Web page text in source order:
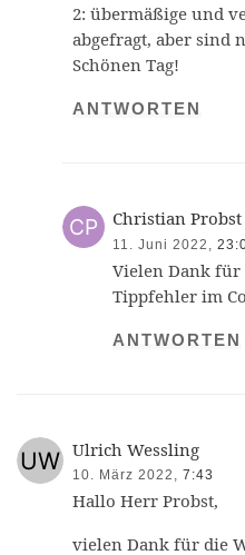
2: übermäßige und
abgefragt, aber sind
Schönen Tag!
ANTWORTEN
Christian Probst
11. Juni 2022,
Vielen Dank für
Tippfehler im
ANTWORTEN
Ulrich Wessling
10. März 2022, 7:43
Hallo Herr Probst,
vielen Dank für die